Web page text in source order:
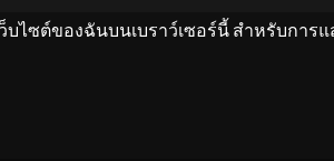
บไซต์ของฉันบนเบราว์เซอร์นี้ สำหรับการ